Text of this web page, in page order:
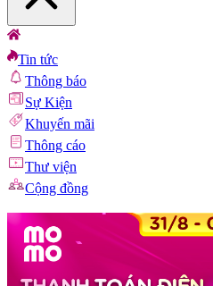
Tin tức
Thông báo
Sự Kiện
Khuyến mãi
Thông cáo
Thư viện
Cộng đồng